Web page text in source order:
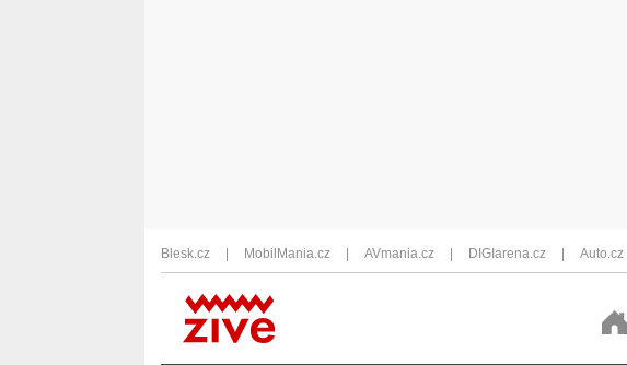
Blesk.cz MobilMania.cz AVmania.cz DIGIarena.cz Auto.cz